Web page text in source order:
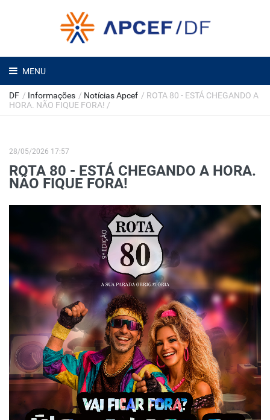
MENU
DF / Informações / Notícias Apcef / ROTA 80 - ESTÁ CHEGANDO A
HORA. NÃO FIQUE FORA! /
28/05/2026 17:57
ROTA 80 - ESTÁ CHEGANDO A HORA.
NÃO FIQUE FORA!